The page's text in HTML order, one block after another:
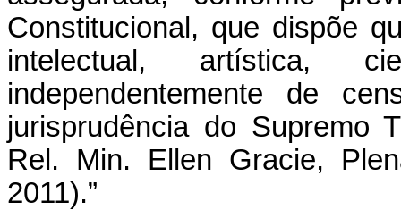
Constitucional, que dispõe
intelectual, artística,
independentemente de
jurisprudência do Supremo
Rel. Min. Ellen Gracie,
2011).”